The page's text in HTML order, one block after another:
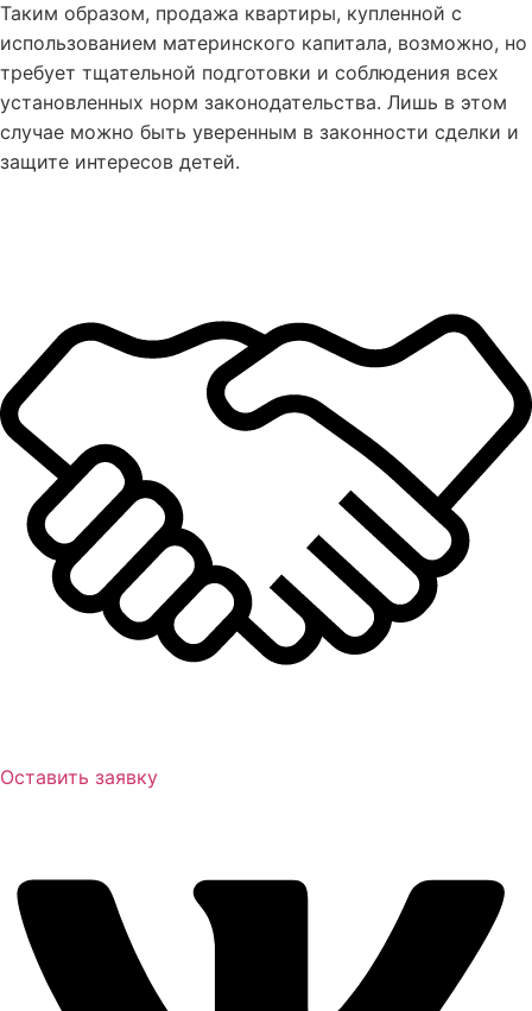
Таким образом, продажа квартиры, купленной с
использованием материнского капитала, возможно, но
требует тщательной подготовки и соблюдения всех
установленных норм законодательства. Лишь в этом
случае можно быть уверенным в законности сделки и
защите интересов детей.
Оставить заявку